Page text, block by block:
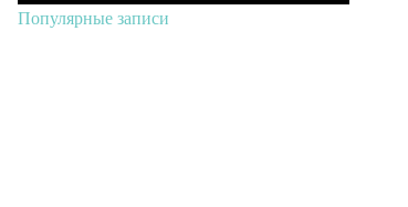
Популярные записи